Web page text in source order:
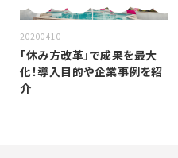
20200410
「休み方改革」で成果を最大
化！導入目的や企業事例を紹
介